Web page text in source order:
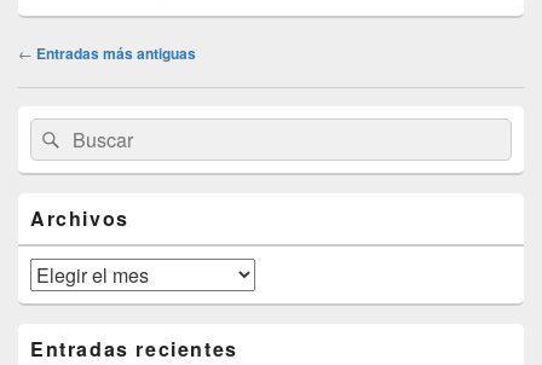
Navegación
← Entradas más antiguas
área
de
widget
lateral
primaria
Buscar
por:
Buscar
Archivos
Archivos
Entradas recientes